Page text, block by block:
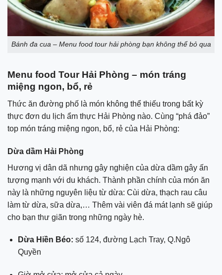
Bánh đa cua – Menu food tour hải phòng bạn không thể bỏ qua
Menu food Tour Hải Phòng – món tráng
miệng ngon, bổ, rẻ
Thức ăn đường phố là món không thể thiếu trong bất kỳ
thực đơn du lịch ẩm thực Hải Phòng nào. Cùng “phá đảo”
top món tráng miệng ngon, bổ, rẻ của Hải Phòng:
Dừa dầm Hải Phòng
Hương vị dân dã nhưng gây nghiện của dừa dầm gây ấn
tượng mạnh với du khách. Thành phần chính của món ăn
này là những nguyên liệu từ dừa: Cùi dừa, thạch rau câu
làm từ dừa, sữa dừa,… Thêm vài viên đá mát lạnh sẽ giúp
cho bạn thư giãn trong những ngày hè.
Dừa Hiền Béo: số 124, đường Lạch Tray, Q.Ngô
Quyền